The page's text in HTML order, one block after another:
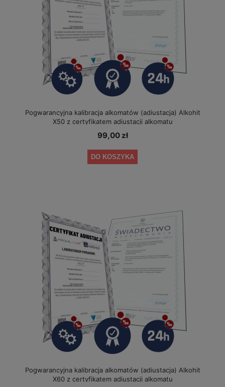
Pogwarancyjna kalibracja alkomatów (adiustacja) Alkohit
X50 z certyfikatem adiustacji alkomatu
99,00 zł
DO KOSZYKA
Pogwarancyjna kalibracja alkomatów (adiustacja) Alkohit
X60 z certyfikatem adiustacji alkomatu